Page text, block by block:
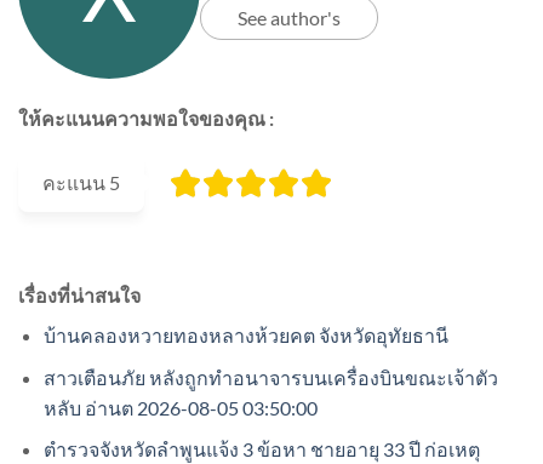
See author's
ให้คะแนนความพอใจของคุณ :
คะแนน 5
เรื่องที่น่าสนใจ
บ้านคลองหวายทองหลางห้วยคต จังหวัดอุทัยธานี
สาวเตือนภัย หลังถูกทำอนาจารบนเครื่องบินขณะเจ้าตัว
หลับ อ่านต 2026-08-05 03:50:00
ตำรวจจังหวัดลำพูนแจ้ง 3 ข้อหา ชายอายุ 33 ปี ก่อเหตุ